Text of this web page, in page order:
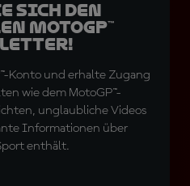
sich den
MotoGP™
Konto und erhalte Zugang
wie dem MotoGP™-
unglaubliche Videos
Informationen über
enthält.